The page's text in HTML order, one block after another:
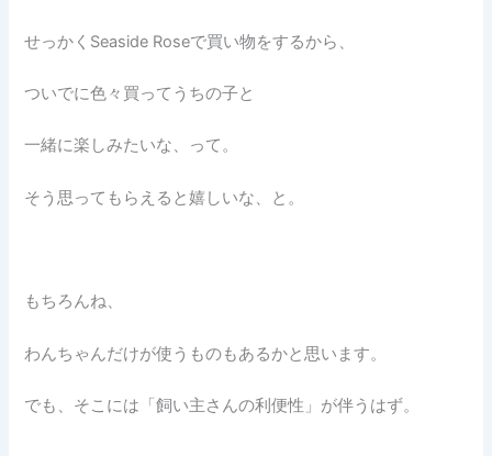
せっかくSeaside Roseで買い物をするから、
ついでに色々買ってうちの子と
一緒に楽しみたいな、って。
そう思ってもらえると嬉しいな、と。
もちろんね、
わんちゃんだけが使うものもあるかと思います。
でも、そこには「飼い主さんの利便性」が伴うはず。